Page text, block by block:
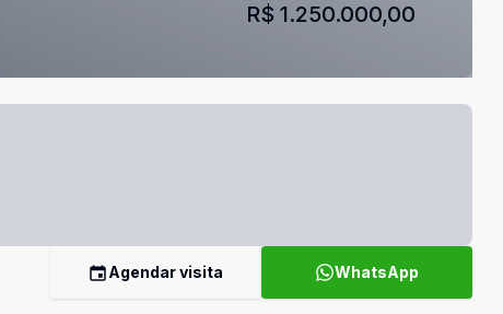
R$ 1.250.000,00
Agendar visita WhatsApp